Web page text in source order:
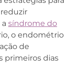
síndrome do
o endométrio
de
primeiros dias